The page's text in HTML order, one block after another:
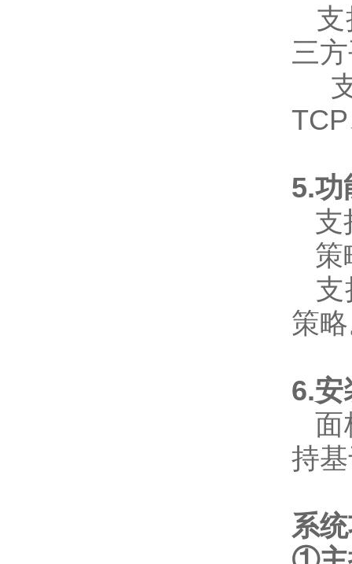
支
三
支
5.功
支
策
支
策
6.安
面
持
系